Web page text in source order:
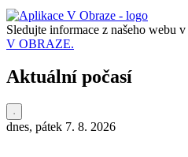
Sledujte informace z našeho webu v
V OBRAZE.
Aktuální počasí
dnes, pátek 7. 8. 2026